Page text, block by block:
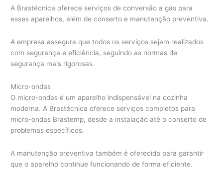
A Brastécnica oferece serviços de conversão a gás para
esses aparelhos, além de conserto e manutenção preventiva.
A empresa assegura que todos os serviços sejam realizados
com segurança e eficiência, seguindo as normas de
segurança mais rigorosas.
Micro-ondas
O micro-ondas é um aparelho indispensável na cozinha
moderna. A Brastécnica oferece serviços completos para
micro-ondas Brastemp, desde a instalação até o conserto de
problemas específicos.
A manutenção preventiva também é oferecida para garantir
que o aparelho continue funcionando de forma eficiente.